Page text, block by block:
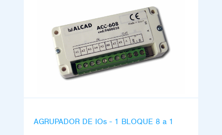
AGRUPADOR DE IOs - 1 BLOQUE 8 a 1